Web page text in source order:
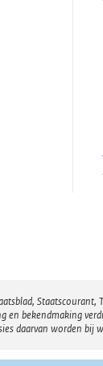
en bekendmaking
daarvan worden bij